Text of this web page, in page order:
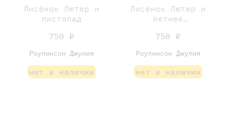
Лисёнок Лютер и
листопад
750 ₽
Роулинсон Джулия
нет в наличии
Лисёнок Лютер и
летнее
750 ₽
Роулинсон Джулия
нет в наличии